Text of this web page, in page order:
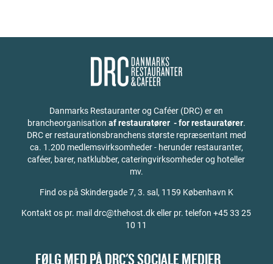
Danmarks Restauranter og Caféer (DRC) er en
brancheorganisation af restauratører - for restauratører.
DRC er restaurationsbranchens største repræsentant med
ca. 1.200 medlemsvirksomheder - herunder restauranter,
caféer, barer, natklubber, cateringvirksomheder og hoteller
mv.
Find os på Skindergade 7, 3. sal, 1159 København K
Kontakt os pr. mail drc@thehost.dk eller pr. telefon +45 33 25
10 11
FØLG MED PÅ DRC'S SOCIALE MEDIER